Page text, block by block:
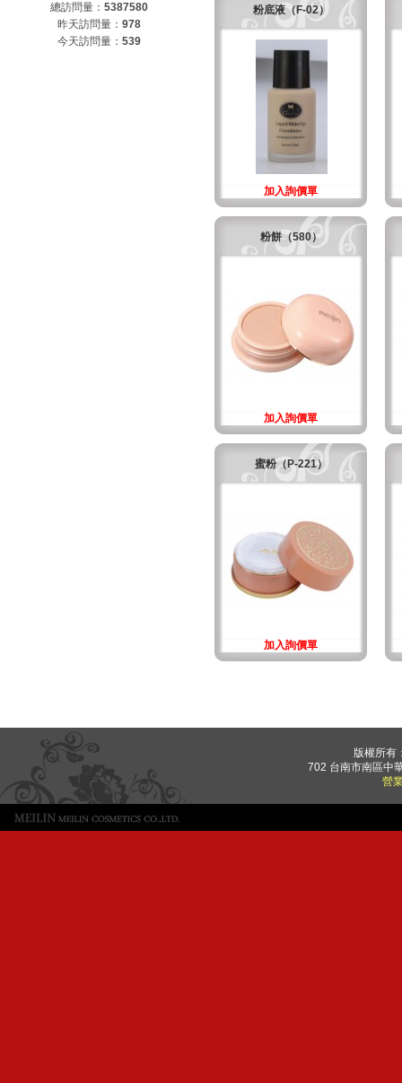
總訪問量： 5387580
昨天訪問量： 978
今天訪問量： 539
粉底液（F-02）
加入詢價單
粉餅（580）
加入詢價單
蜜粉（P-221）
加入詢價單
版權所有
702 台南市南區中
營